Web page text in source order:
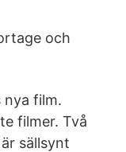
och
nya film.
filmer. Två
sällsynt